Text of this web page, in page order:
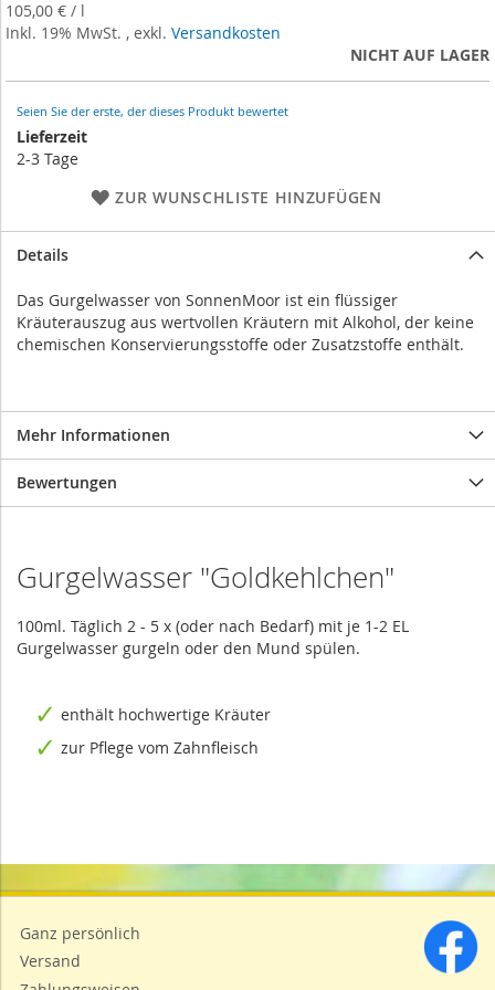
of
the
Lieferzeit
2-3 Tage
Seien Sie der erste, der dieses Produkt bewertet
Inkl. 19% MwSt. , exkl. Versandkosten
NICHT AUF LAGER
105,00 € / l
ZUR WUNSCHLISTE HINZUFÜGEN
Details
Das Gurgelwasser von SonnenMoor ist ein flüssiger
Kräuterauszug aus wertvollen Kräutern mit Alkohol, der keine
chemischen Konservierungsstoffe oder Zusatzstoffe enthält.
Mehr Informationen
Bewertungen
Gurgelwasser "Goldkehlchen"
100ml. Täglich 2 - 5 x (oder nach Bedarf) mit je 1-2 EL
Gurgelwasser gurgeln oder den Mund spülen.
enthält hochwertige Kräuter
zur Pflege vom Zahnfleisch
Ganz persönlich
Versand